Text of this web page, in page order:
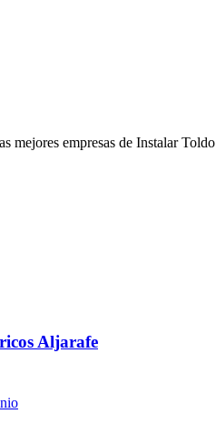
mejores empresas de Instalar Toldo
Aljarafe